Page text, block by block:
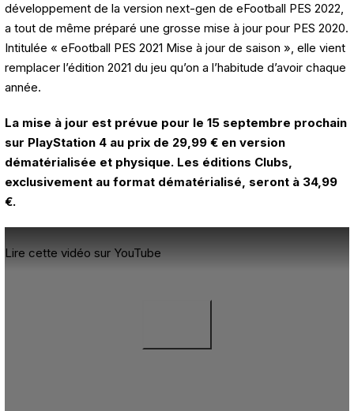
développement de la version next-gen de eFootball PES 2022,
a tout de même préparé une grosse mise à jour pour PES 2020.
Intitulée « eFootball PES 2021 Mise à jour de saison », elle vient
remplacer l’édition 2021 du jeu qu’on a l’habitude d’avoir chaque
année.
La mise à jour est prévue pour le 15 septembre prochain
sur PlayStation 4 au prix de 29,99 € en version
dématérialisée et physique. Les éditions Clubs,
exclusivement au format dématérialisé, seront à 34,99
€.
Lire cette vidéo sur YouTube